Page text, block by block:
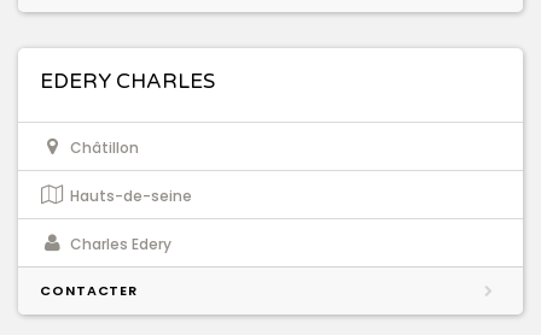
EDERY CHARLES
Châtillon
Hauts-de-seine
Charles Edery
CONTACTER